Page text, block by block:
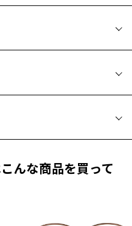
加済です。
商品になります。
料金を知りたい方へ
質保証
換券」をお選びのうえ、
お買い求めください。
「レンズ交換券」はお選び
んな商品を買って